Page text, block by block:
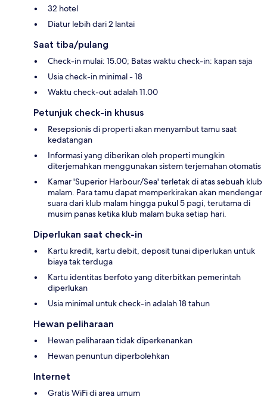
32 hotel
Diatur lebih dari 2 lantai
Saat tiba/pulang
Check-in mulai: 15.00; Batas waktu check-in: kapan saja
Usia check-in minimal - 18
Waktu check-out adalah 11.00
Petunjuk check-in khusus
Resepsionis di properti akan menyambut tamu saat
kedatangan
Informasi yang diberikan oleh properti mungkin
diterjemahkan menggunakan sistem terjemahan otomatis
Kamar 'Superior Harbour/Sea' terletak di atas sebuah klub
malam. Para tamu dapat memperkirakan akan mendengar
suara dari klub malam hingga pukul 5 pagi, terutama di
musim panas ketika klub malam buka setiap hari.
Diperlukan saat check-in
Kartu kredit, kartu debit, deposit tunai diperlukan untuk
biaya tak terduga
Kartu identitas berfoto yang diterbitkan pemerintah
diperlukan
Usia minimal untuk check-in adalah 18 tahun
Hewan peliharaan
Hewan peliharaan tidak diperkenankan
Hewan penuntun diperbolehkan
Internet
Gratis WiFi di area umum